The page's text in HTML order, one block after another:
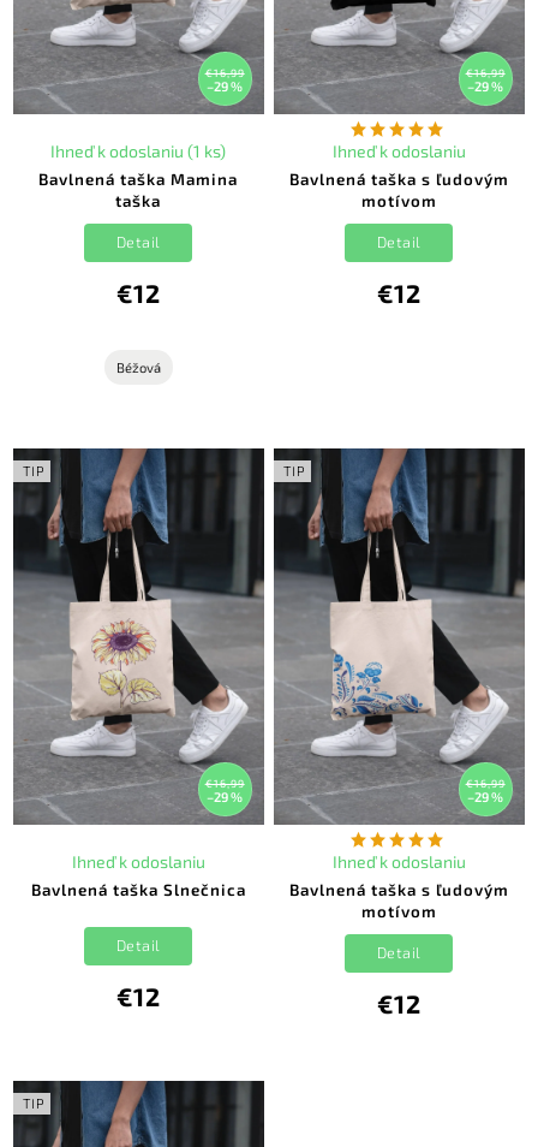
€16,99
–29 %
Bavlnená taška Mamina
taška
Ihneď k odoslaniu (1 ks)
€12
Detail
Béžová
€16,99
–29 %
Bavlnená taška s ľudovým
motívom
Ihneď k odoslaniu
€12
Detail
TIP
€16,99
–29 %
Bavlnená taška Slnečnica
Ihneď k odoslaniu
€12
Detail
TIP
€16,99
–29 %
Bavlnená taška s ľudovým
motívom
Ihneď k odoslaniu
€12
Detail
TIP